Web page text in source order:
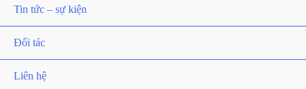
Tin tức – sự kiện
Đối tác
Liên hệ